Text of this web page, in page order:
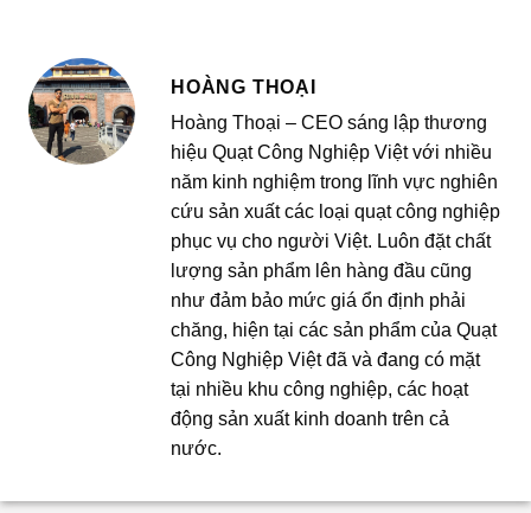
HOÀNG THOẠI
Hoàng Thoại – CEO sáng lập thương
hiệu Quạt Công Nghiệp Việt với nhiều
năm kinh nghiệm trong lĩnh vực nghiên
cứu sản xuất các loại quạt công nghiệp
phục vụ cho người Việt. Luôn đặt chất
lượng sản phẩm lên hàng đầu cũng
như đảm bảo mức giá ổn định phải
chăng, hiện tại các sản phẩm của Quạt
Công Nghiệp Việt đã và đang có mặt
tại nhiều khu công nghiệp, các hoạt
động sản xuất kinh doanh trên cả
nước.